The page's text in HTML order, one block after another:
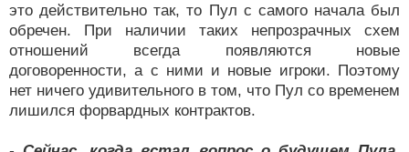
это действительно так, то Пул с самого начала был
обречен. При наличии таких непрозрачных схем
отношений всегда появляются новые
договоренности, а с ними и новые игроки. Поэтому
нет ничего удивительного в том, что Пул со временем
лишился форвардных контрактов.